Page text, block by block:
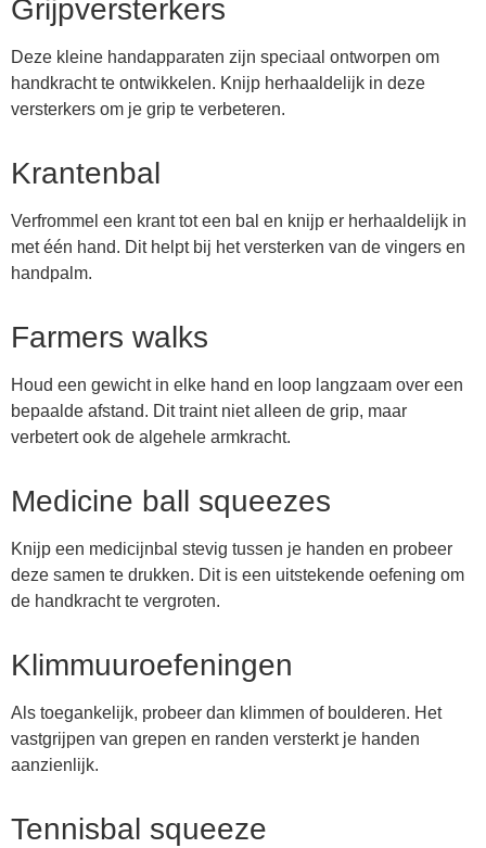
Grijpversterkers
Deze kleine handapparaten zijn speciaal ontworpen om
handkracht te ontwikkelen. Knijp herhaaldelijk in deze
versterkers om je grip te verbeteren.
Krantenbal
Verfrommel een krant tot een bal en knijp er herhaaldelijk in
met één hand. Dit helpt bij het versterken van de vingers en
handpalm.
Farmers walks
Houd een gewicht in elke hand en loop langzaam over een
bepaalde afstand. Dit traint niet alleen de grip, maar
verbetert ook de algehele armkracht.
Medicine ball squeezes
Knijp een medicijnbal stevig tussen je handen en probeer
deze samen te drukken. Dit is een uitstekende oefening om
de handkracht te vergroten.
Klimmuuroefeningen
Als toegankelijk, probeer dan klimmen of boulderen. Het
vastgrijpen van grepen en randen versterkt je handen
aanzienlijk.
Tennisbal squeeze